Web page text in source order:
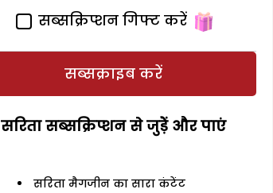
सब्सक्रिप्शन गिफ्ट करें
सब्सक्राइब करें
सरिता सब्सक्रिप्शन से जुड़ेें और पाएं
सरिता मैगजीन का सारा कंटेंट